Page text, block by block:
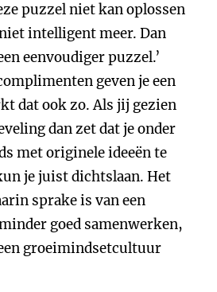
puzzel niet kan oplossen
intelligent meer. Dan
eenvoudiger puzzel.’
geven je een
dat ook zo. Als jij gezien
dan zet dat je onder
met originele ideeën te
je juist dichtslaan. Het
sprake is van een
goed samenwerken,
groeimindsetcultuur